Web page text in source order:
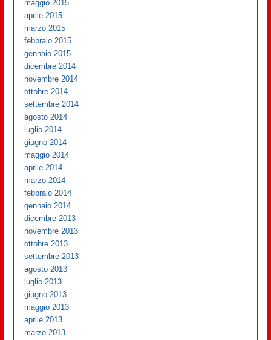
maggio 2015
aprile 2015
marzo 2015
febbraio 2015
gennaio 2015
dicembre 2014
novembre 2014
ottobre 2014
settembre 2014
agosto 2014
luglio 2014
giugno 2014
maggio 2014
aprile 2014
marzo 2014
febbraio 2014
gennaio 2014
dicembre 2013
novembre 2013
ottobre 2013
settembre 2013
agosto 2013
luglio 2013
giugno 2013
maggio 2013
aprile 2013
marzo 2013